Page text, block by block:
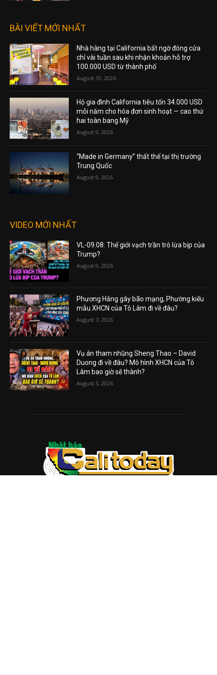
BÀI VIẾT MỚI NHẤT
Nhà hàng tại California bất ngờ đóng cửa
chỉ vài tuần sau khi nhận khoản hỗ trợ
100.000 USD từ thành phố
August 10, 2026
Hộ gia đình California tiêu tốn 34.000 USD
mỗi năm cho hóa đơn sinh hoạt — cao thứ
hai toàn bang Mỹ
August 9, 2026
“Made in Germany” thất thế tại thị trường
Trung Quốc
August 9, 2026
VIDEO MỚI NHẤT
VL-09.08: Thế giới vạch trần trò lừa bịp của
Trump?
August 9, 2026
Phương Hằng gây bão mạng, Phường kiểu
mẫu XHCN của Tô Lâm đi về đâu?
August 7, 2026
Vụ án tham nhũng Sheng Thao – David
Duong đi về đâu? Mô hình XHCN của Tô
Lâm bao giờ sẽ thành?
August 5, 2026